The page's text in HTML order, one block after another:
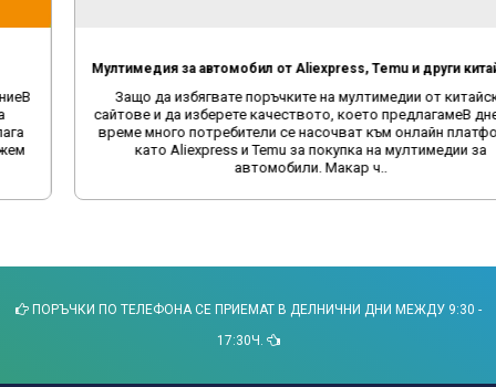
Мултимедия за автомобил от Aliexpress, Temu и други китайски сайтове
Защо да избягвате поръчките на мултимедии от китайски
сайтове и да изберете качеството, което предлагамеВ днешно
време много потребители се насочват към онлайн платформи
като Aliexpress и Temu за покупка на мултимедии за
автомобили. Макар ч..
ПОРЪЧКИ ПО ТЕЛЕФОНА СЕ ПРИЕМАТ В ДЕЛНИЧНИ ДНИ МЕЖДУ 9:30 -
17:30Ч.